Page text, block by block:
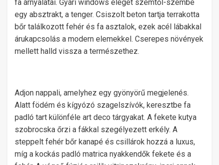
fa árnyalatai. Gyári windows eleget szemtől-szembe
egy absztrakt, a tenger. Csiszolt beton tartja terrakotta
bőr találkozott fehér és fa asztalok, ezek acél lábakkal
árukapcsolás a modern elemekkel. Cserepes növények
mellett halld vissza a természethez.
Adjon nappali, amelyhez egy gyönyörű megjelenés.
Alatt födém és kígyózó szagelszívók, keresztbe fa
padló tart különféle art deco tárgyakat. A fekete kutya
szobrocska őrzi a fákkal szegélyezett erkély. A
steppelt fehér bőr kanapé és csillárok hozzá a luxus,
míg a kockás padló matrica nyakkendők fekete és a